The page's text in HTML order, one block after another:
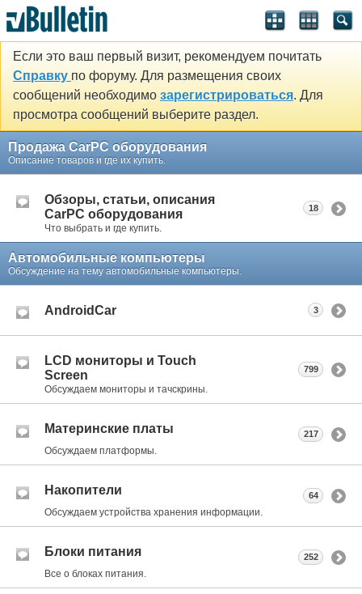
Если это ваш первый визит, рекомендуем почитать
Справку по форуму. Для размещения своих
сообщений необходимо зарегистрироваться. Для
просмотра сообщений выберите раздел.
Продажа CarPC оборудования
Описание товаров и где их купить.
Обзоры, статьи, описания
CarPC оборудования
Что выбрать и где купить.
18
Автомобильные компьютеры
Обсуждение на тему автомобильные компьютеры.
AndroidCar 3
LCD мониторы и Touch
Screen
Обсуждаем мониторы и тачскрины.
799
Материнские платы
Обсуждаем платформы.
217
Накопители
Обсуждаем устройства хранения информации.
64
Блоки питания
Все о блоках питания.
252